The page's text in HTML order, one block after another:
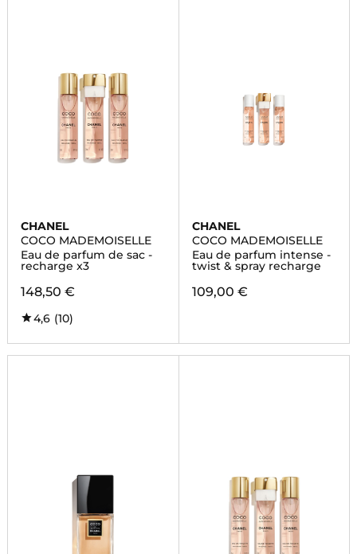
CHANEL
COCO MADEMOISELLE
Eau de parfum de sac -
recharge x3
148,50 €
4,6 (10)
CHANEL
COCO MADEMOISELLE
Eau de parfum intense -
twist & spray recharge
109,00 €